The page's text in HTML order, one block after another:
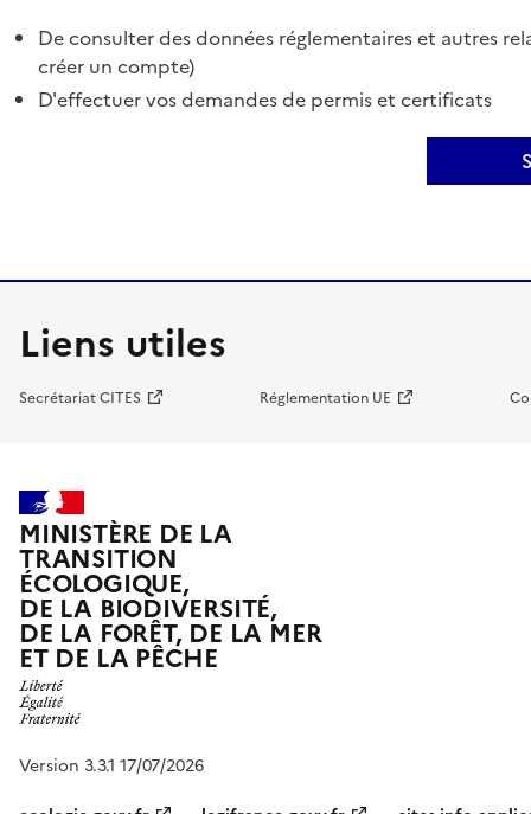
De consulter des données réglementaires et autres
créer un compte)
D'effectuer vos demandes de permis et certificats
Liens utiles
Secrétariat CITES Réglementation UE
MINISTÈRE DE LA
TRANSITION
ÉCOLOGIQUE,
DE LA BIODIVERSITÉ,
DE LA FORÊT, DE LA MER
ET DE LA PÊCHE
Version 3.3.1 17/07/2026